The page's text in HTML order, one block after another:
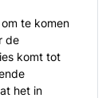
te komen
de
komt tot
het in